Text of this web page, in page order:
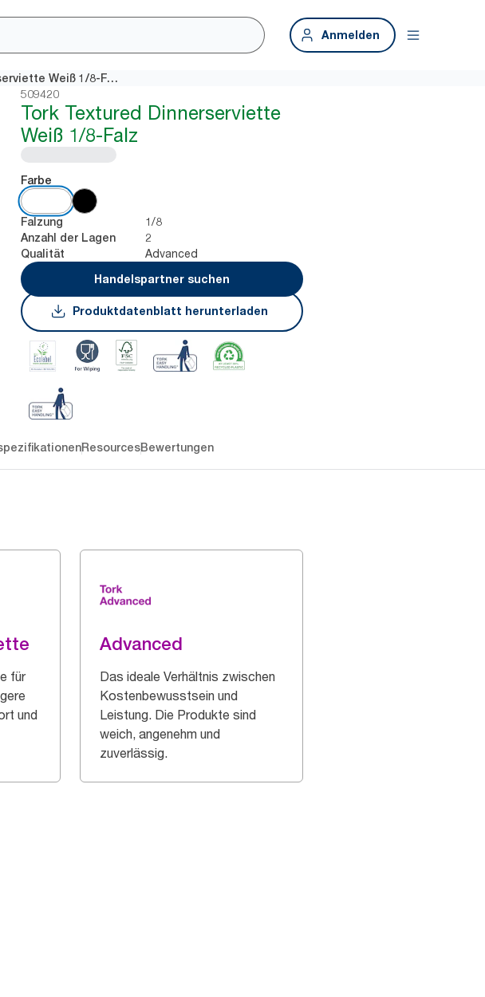
Anmelden
Tork Textured Dinnerserviette Weiß 1/8-Falz
509420
Tork Textured Dinnerserviette
Weiß 1/8-Falz
Farbe
Falzung 1/8
Anzahl der Lagen 2
Qualität
Advanced
Handelspartner suchen
Produktdatenblatt herunterladen
ResourcesBewertungen
für
und
Advanced
Das ideale Verhältnis zwischen
Kostenbewusstsein und
Leistung. Die Produkte sind
weich, angenehm und
zuverlässig.